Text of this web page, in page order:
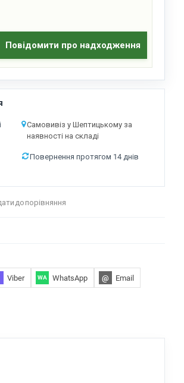
Повідомити про надходження
Самовивіз у Шептицькому за
наявності на складі
Повернення протягом 14 днів
до порівняння
Viber WA WhatsApp @ Email